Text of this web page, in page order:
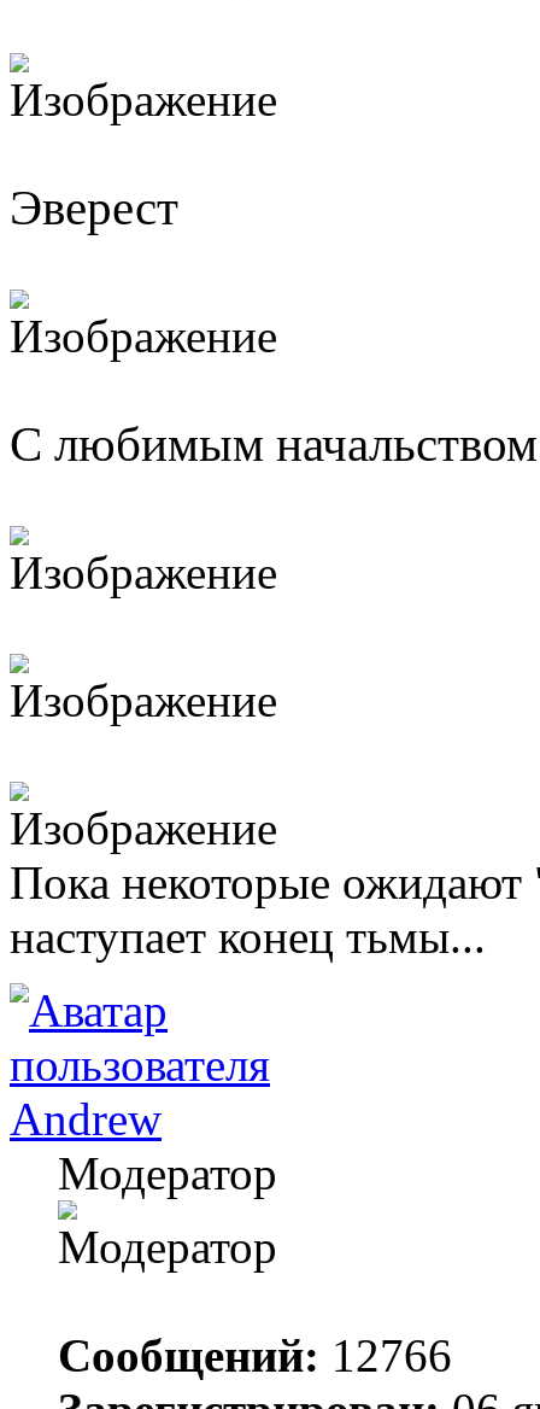
Эверест
С любимым начальством
Пока некоторые ожидают
наступает конец тьмы...
Andrew
Модератор
Сообщений: 12766